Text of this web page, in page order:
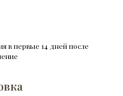
в первые 14 дней после